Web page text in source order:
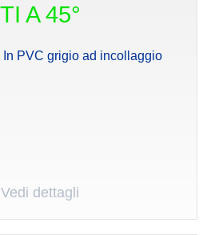
TI A 45°
In PVC grigio ad incollaggio
Vedi dettagli